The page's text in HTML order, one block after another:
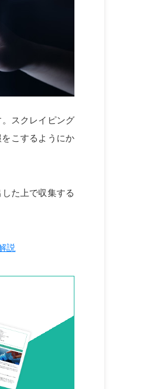
スクレイピング
こするようにか
た上で収集する
説